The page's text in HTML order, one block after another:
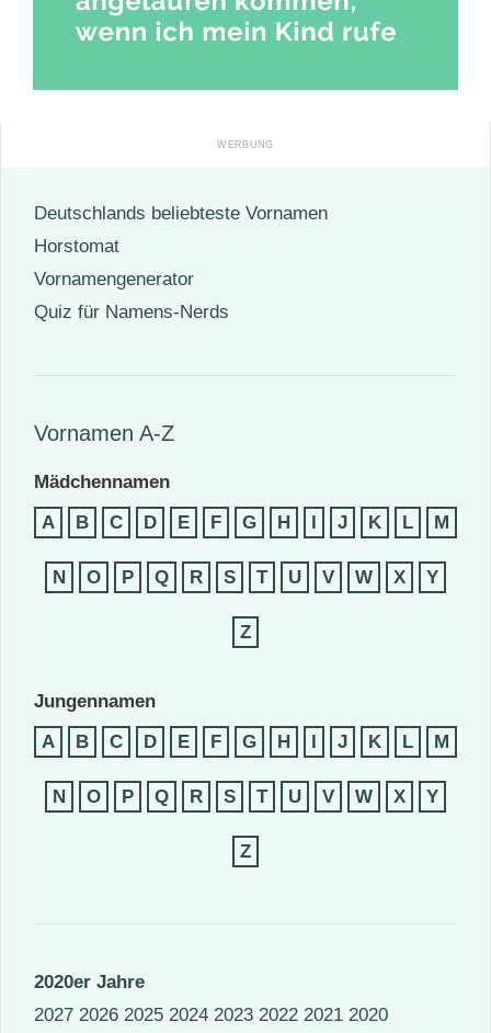
Deutschlands beliebteste Vornamen
Horstomat
Vornamengenerator
Quiz für Namens-Nerds
Vornamen A-Z
Mädchennamen
A
B C D E F G H J K L M
N O P Q R S T U V W X Y
Z
Jungennamen
A
B C D E F G H J K L M
N O P Q R S T U V W X Y
Z
2020er Jahre
2027 2026 2025 2024 2023 2022 2021 2020